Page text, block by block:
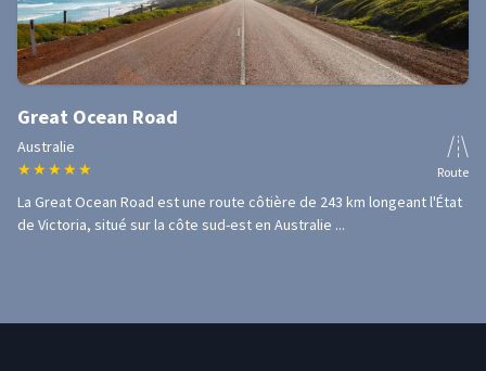
Great Ocean Road
Australie
★ ★ ★ ★ ★ Route
La Great Ocean Road est une route côtière de 243 km longeant l'État
de Victoria, situé sur la côte sud-est en Australie ...